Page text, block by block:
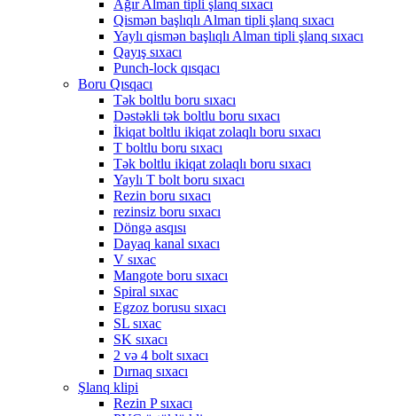
Ağır Alman tipli şlanq sıxacı
Qismən başlıqlı Alman tipli şlanq sıxacı
Yaylı qismən başlıqlı Alman tipli şlanq sıxacı
Qayış sıxacı
Punch-lock qısqacı
Boru Qısqacı
Tək boltlu boru sıxacı
Dəstəkli tək boltlu boru sıxacı
İkiqat boltlu ikiqat zolaqlı boru sıxacı
T boltlu boru sıxacı
Tək boltlu ikiqat zolaqlı boru sıxacı
Yaylı T bolt boru sıxacı
Rezin boru sıxacı
rezinsiz boru sıxacı
Döngə asqısı
Dayaq kanal sıxacı
V sıxac
Mangote boru sıxacı
Spiral sıxac
Egzoz borusu sıxacı
SL sıxac
SK sıxacı
2 və 4 bolt sıxacı
Dırnaq sıxacı
Şlanq klipi
Rezin P sıxacı